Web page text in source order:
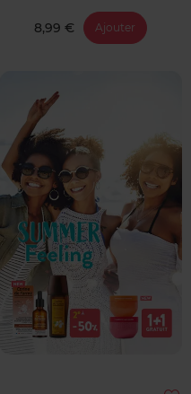
8,99 € Ajouter